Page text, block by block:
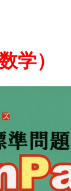
学）